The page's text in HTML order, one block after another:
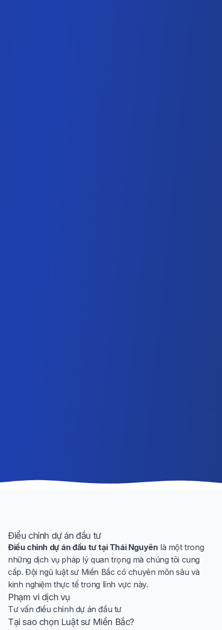
Điều chỉnh dự án đầu tư
Điều chỉnh dự án đầu tư tại Thái Nguyên là một trong
những dịch vụ pháp lý quan trọng mà chúng tôi cung
cấp. Đội ngũ luật sư Miền Bắc có chuyên môn sâu và
kinh nghiệm thực tế trong lĩnh vực này.
Phạm vi dịch vụ
Tư vấn điều chỉnh dự án đầu tư
Tại sao chọn Luật sư Miền Bắc?